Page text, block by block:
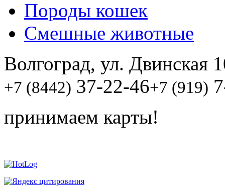
Породы кошек
Смешные животные
Волгоград, ул. Двинская
+7 (8442) 37-22-46+7 (919)
принимаем карты!